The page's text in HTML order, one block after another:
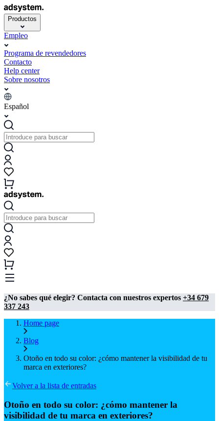
Productos
Empleo
Programa de revendedores
Contacto
Help center
Sobre nosotros
Español
¿No sabes qué elegir? Contacta con nuestros expertos +34 679
337 243
Home page
Blog
Otoño en todo su color: ¿cómo mantener la visibilidad de tu
marca en exteriores?
Volver a la lista de entradas
Otoño en todo su color: ¿cómo mantener la
visibilidad de tu marca en exteriores?